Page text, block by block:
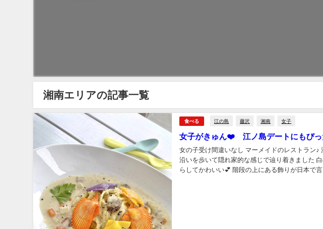
湘南エリアの記事一覧
食べる 江の島 藤沢 湘南 女子
女子がきゅん❤️ 江ノ島デートにもぴっ
女の子受け間違いなし マーメイドのレストラン♪ 漆喰で入り口からきゅん♡ 片瀬江ノ島駅から川
沿いを歩いて隠れ家的な感じで辿り着きました
らしてかわいい💕 階段の上にある飾りが日本で言う風鈴的